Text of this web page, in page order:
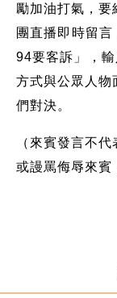
勵加油打氣，要
團直播即時留
94要客訴」，
方式與公眾人物
們對決。
（來賓發言不
或謾罵侮辱來賓